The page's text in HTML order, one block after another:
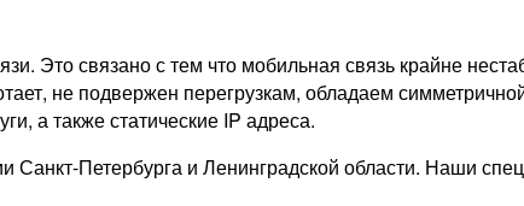
Это связано с тем что мобильная связь крайне
не подвержен перегрузкам, обладаем
а также статические IP адреса.
Петербурга и Ленинградской области. Наши